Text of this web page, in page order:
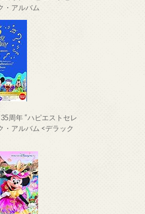
・アルバム
周年 “ハピエストセレ
・アルバム <デラック